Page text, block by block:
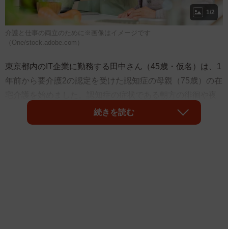
1/2
介護と仕事の両立のために※画像はイメージです
（One/stock.adobe.com）
東京都内のIT企業に勤務する田中さん（45歳・仮名）は、1
年前から要介護2の認定を受けた認知症の母親（75歳）の在
間の不眠により、当初は自身も睡眠不足で業務に支障が出
る日々でした。「このままでは仕事を辞めるしかな
続きを読む